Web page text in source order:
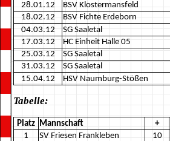
28.01.12
BSV Klostermansfeld
18.02.12
BSV Fichte Erdeborn
04.03.12
SG Saaletal
17.03.12
HC Einheit Halle 05
25.03.12
SG Saaletal
31.03.12
SG Saaletal
15.04.12
HSV Naumburg-Stößen
Tabelle:
Platz Mannschaft +
1
SV Friesen Frankleben 10